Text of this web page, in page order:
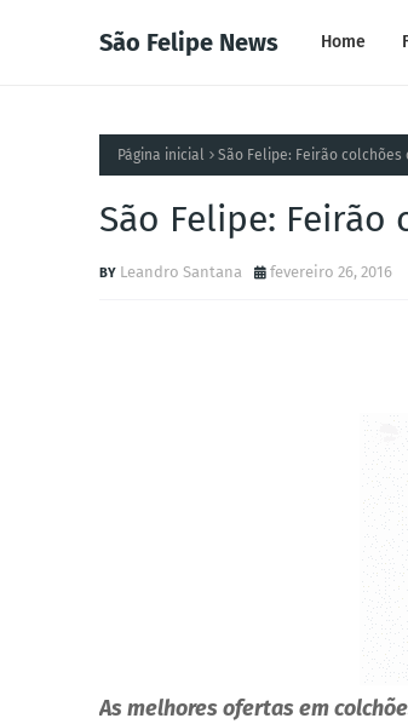
São Felipe News Home
Página inicial São Felipe: Feirão colchões
São Felipe:
Leandro Santana fevereiro 26, 2016
As melhores ofertas em